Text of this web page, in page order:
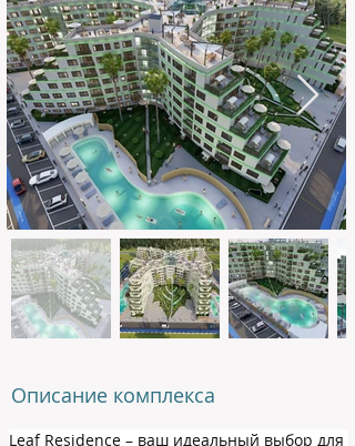
Описание комплекса
Leaf Residence – ваш идеальный выбор для